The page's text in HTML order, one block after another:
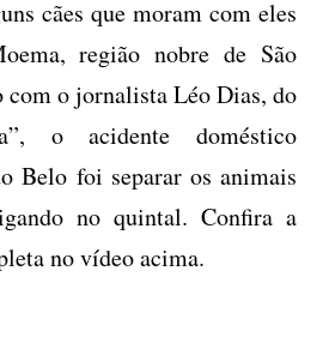
cães que moram com eles
região nobre de São
com o jornalista Léo Dias, do
o acidente doméstico
Belo foi separar os animais
no quintal. Confira a
no vídeo acima.